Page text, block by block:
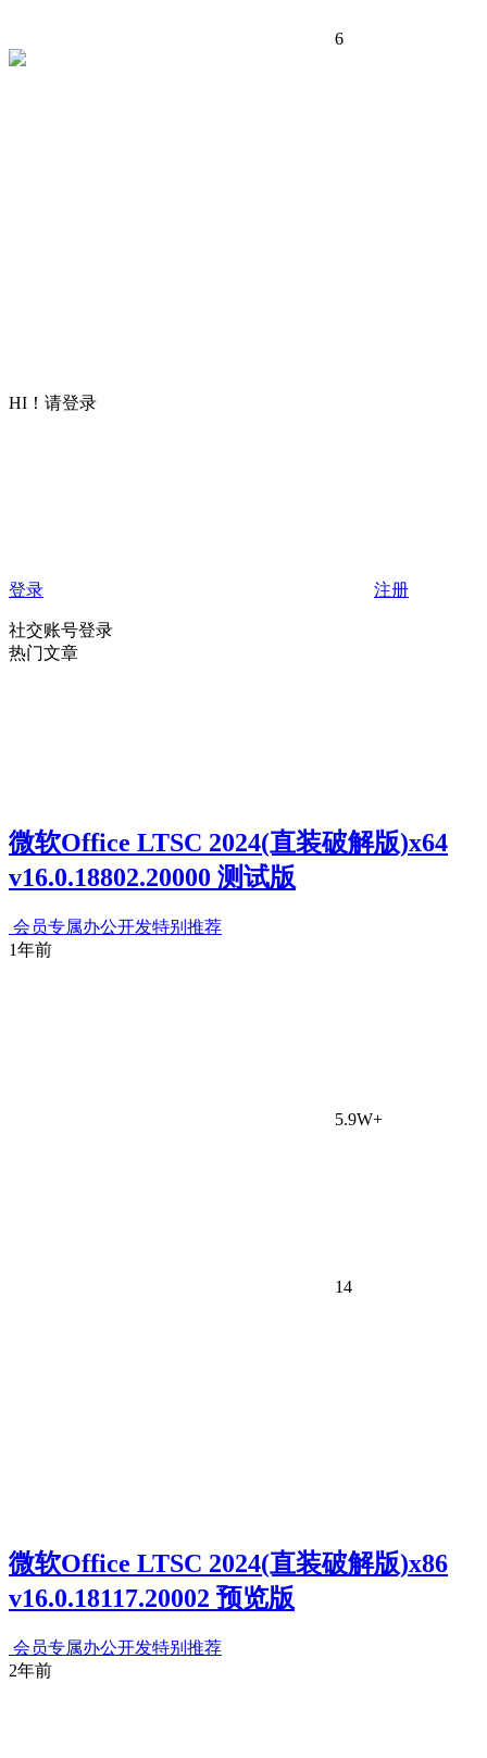
6
HI！请登录
登录 注册
社交账号登录
热门文章
微软Office LTSC 2024(直装破解版)x64
v16.0.18802.20000 测试版
会员专属办公开发特别推荐
1年前
5.9W+
14
微软Office LTSC 2024(直装破解版)x86
v16.0.18117.20002 预览版
会员专属办公开发特别推荐
2年前